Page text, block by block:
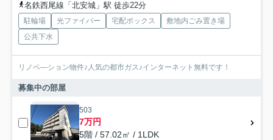
名鉄西尾線「北安城」駅 徒歩22分
駐輪場 光ファイバー 宅配ボックス
敷地内ごみ置き場
公共下水
リノベ―ション物件♪人気の都市ガス♪インターネット無料です！
募集中の部屋
503
7万円
5階 / 57.02㎡ / 1LDK